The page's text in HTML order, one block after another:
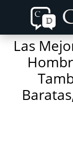
content
primary
sidebar
Las